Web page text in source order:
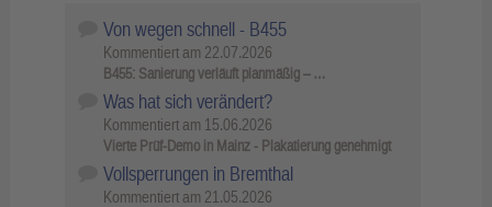
Von wegen schnell - B455
Kommentiert am 22.07.2026
B455: Sanierung verläuft planmäßig – …
Was hat sich verändert?
Kommentiert am 15.06.2026
Vierte Prüf-Demo in Mainz - Plakatierung genehmigt
Vollsperrungen in Bremthal
Kommentiert am 21.05.2026